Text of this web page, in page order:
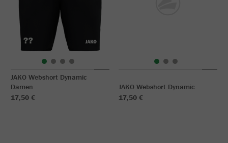
JAKO Webshort Dynamic
Damen
17,50 €
JAKO Webshort Dynamic
17,50 €